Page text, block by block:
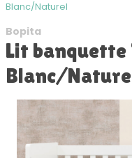
Blanc/Naturel
Bopita
Lit banquette
Blanc/